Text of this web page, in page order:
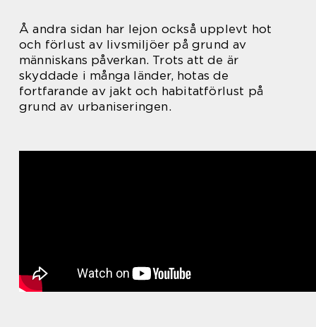
Å andra sidan har lejon också upplevt hot
och förlust av livsmiljöer på grund av
människans påverkan. Trots att de är
skyddade i många länder, hotas de
fortfarande av jakt och habitatförlust på
grund av urbaniseringen.